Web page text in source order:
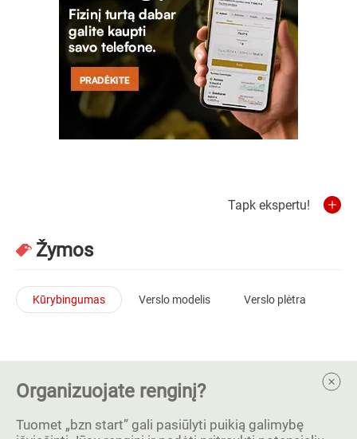
Tapk ekspertu!
Žymos
Kūrybingumas Verslo modelis Verslo plėtra
Organizuojate renginį?
Tuomet „bzn start” gali pasiūlyti puikią galimybę